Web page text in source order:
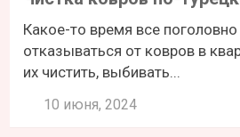
Какое-то время все поголовно
отказываться от ковров в
их чистить, выбивать...
10 июня, 2024